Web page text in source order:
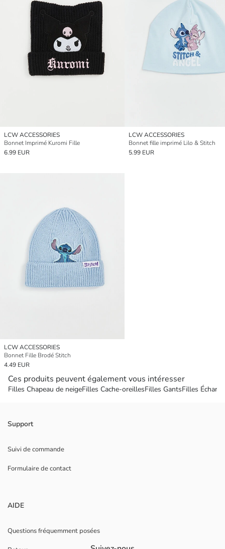
LCW ACCESSORIES
Bonnet Imprimé Kuromi Fille
6.99 EUR
LCW ACCESSORIES
Bonnet fille imprimé Lilo & Stitch
5.99 EUR
LCW ACCESSORIES
Bonnet Fille Brodé Stitch
4.49 EUR
Ces produits peuvent également vous intéresser
Filles Chapeau de neigeFilles Cache-oreillesFilles GantsFilles Écharpe
Support
Suivi de commande
Formulaire de contact
AIDE
Questions fréquemment posées